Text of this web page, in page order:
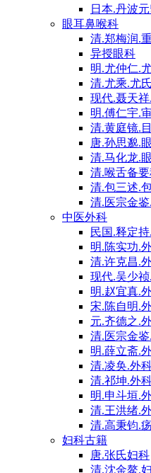
日本.丹波
眼耳鼻喉科
清.郑梅润.
异授眼科
明.尤仲仁.
清.尤乘.尤
现代.聂天
明.傅仁宇.
清.黄庭镜.
唐.孙思邈.
清.马化龙.
清.喉舌备要
清.包三述.
清.医宗金
中医外科
民国.释定
明.陈实功.
清.许克昌.
现代.吴少
明.赵宜真.
宋.陈自明.
元.齐德之.
清.医宗金
明.薛立斋.
清.凌奂.外
清.祁坤.外
明.申斗垣.
清.王洪绪.
清.高秉钧.
妇科古籍
唐.张氏妇科
清.沈金鳌.